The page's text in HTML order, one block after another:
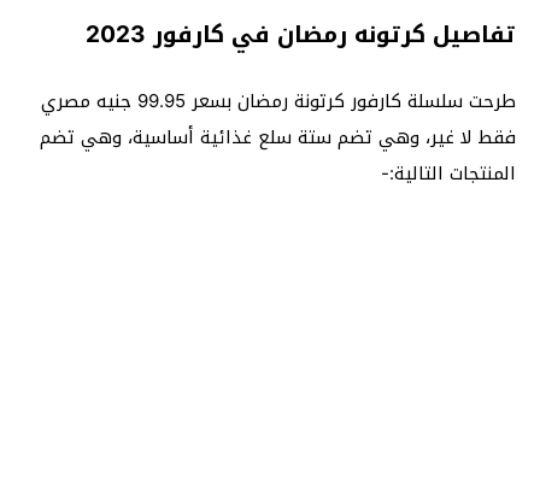
تفاصيل كرتونه رمضان في كارفور 2023
طرحت سلسلة كارفور كرتونة رمضان بسعر 99.95 جنيه مصري
فقط لا غير، وهي تضم ستة سلع غذائية أساسية، وهي تضم
المنتجات التالية:-